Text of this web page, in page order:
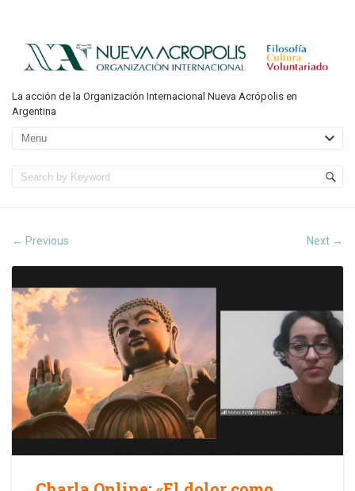
La acción de la Organización Internacional Nueva Acrópolis en
Argentina
← Previous Next →